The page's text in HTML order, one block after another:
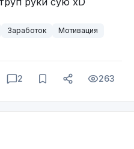
Заработок
Мотивация
2 263